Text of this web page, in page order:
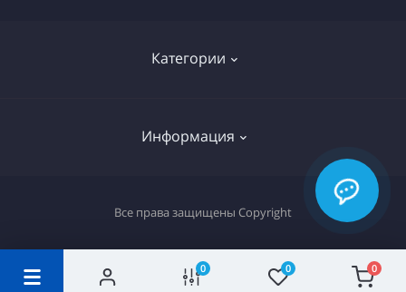
0 0 0
Категории
Российские сигареты
Информация
Вопрос-ответ
Все права защищены Copyright